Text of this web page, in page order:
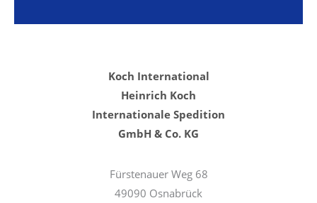
Koch International
Heinrich Koch
Internationale Spedition
GmbH & Co. KG
Fürstenauer Weg 68
49090 Osnabrück